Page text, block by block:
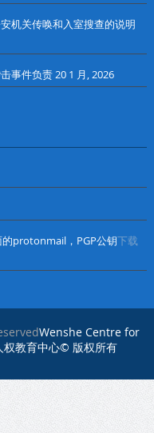
机关传唤和入室搜查的说明
事件负责20 1 月, 2026
protonmail，PGP公钥下载
Wenshe Centre for
教育中心© 版权所有